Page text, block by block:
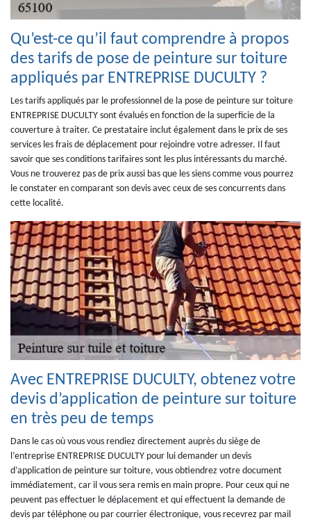
Qu’est-ce qu’il faut comprendre à propos
des tarifs de pose de peinture sur toiture
appliqués par ENTREPRISE DUCULTY ?
Les tarifs appliqués par le professionnel de la pose de peinture sur toiture
ENTREPRISE DUCULTY sont évalués en fonction de la superficie de la
couverture à traiter. Ce prestataire inclut également dans le prix de ses
services les frais de déplacement pour rejoindre votre adresser. Il faut
savoir que ses conditions tarifaires sont les plus intéressants du marché.
Vous ne trouverez pas de prix aussi bas que les siens comme vous pourrez
le constater en comparant son devis avec ceux de ses concurrents dans
cette localité.
Avec ENTREPRISE DUCULTY, obtenez votre
devis d’application de peinture sur toiture
en très peu de temps
Dans le cas où vous vous rendiez directement auprès du siège de
l’entreprise ENTREPRISE DUCULTY pour lui demander un devis
d’application de peinture sur toiture, vous obtiendrez votre document
immédiatement, car il vous sera remis en main propre. Pour ceux qui ne
peuvent pas effectuer le déplacement et qui effectuent la demande de
devis par téléphone ou par courrier électronique, vous recevrez par mail